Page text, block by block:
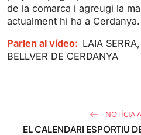
de la comarca i agreugi la
actualment hi ha a Cerdanya.
Parlen al vídeo: LAIA
BELLVER DE CERDANYA
NOTÍCIA
EL CALENDARI ESPORTIU